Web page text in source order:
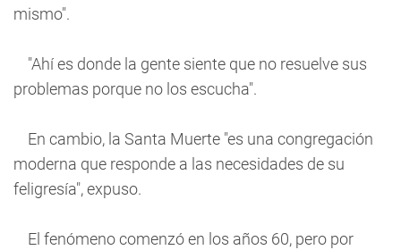
mismo".
"Ahí es donde la gente siente que no resuelve sus
problemas porque no los escucha".
En cambio, la Santa Muerte "es una congregación
moderna que responde a las necesidades de su
feligresía", expuso.
El fenómeno comenzó en los años 60, pero por